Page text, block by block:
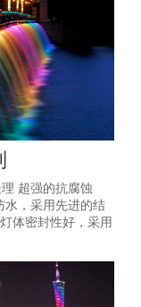
超强的抗腐蚀
水，采用先进的结
体密封性好，采用